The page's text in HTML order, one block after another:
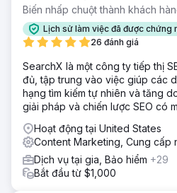
Biến nhấp chuột thành khách
Lịch sử làm việc đã được chứng
26 đánh giá
SearchX là một công ty tiếp thị
đủ, tập trung vào việc giúp các
hạng tìm kiếm tự nhiên và tăng
giải pháp và chiến lược SEO có
Hoạt động tại United States
Content Marketing, Cung cấp
Dịch vụ tại gia, Bảo hiểm +29
Bắt đầu từ $1,000